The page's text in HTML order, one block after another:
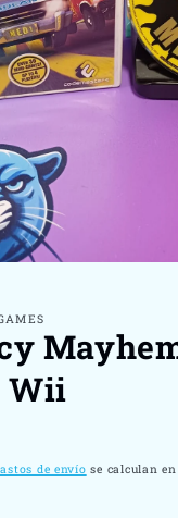
Wii
de envío se calculan